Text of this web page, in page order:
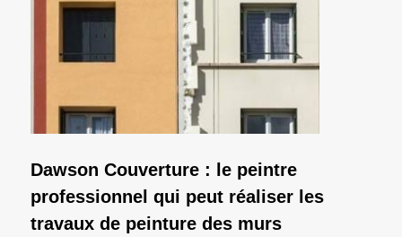
Dawson Couverture : le peintre
professionnel qui peut réaliser les
travaux de peinture des murs